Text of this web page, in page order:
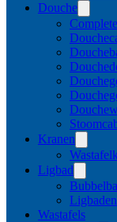
Douche
Kranen
Ligbad
Ligbaden
Wastafels